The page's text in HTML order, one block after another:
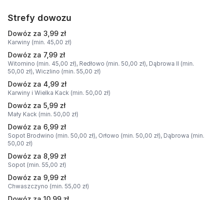
Strefy dowozu
Dowóz za 3,99 zł
Karwiny (min. 45,00 zł)
Dowóz za 7,99 zł
Witomino (min. 45,00 zł), Redłowo (min. 50,00 zł), Dąbrowa II (min.
50,00 zł), Wiczlino (min. 55,00 zł)
Dowóz za 4,99 zł
Karwiny i Wielka Kack (min. 50,00 zł)
Dowóz za 5,99 zł
Mały Kack (min. 50,00 zł)
Dowóz za 6,99 zł
Sopot Brodwino (min. 50,00 zł), Orłowo (min. 50,00 zł), Dąbrowa (min.
50,00 zł)
Dowóz za 8,99 zł
Sopot (min. 55,00 zł)
Dowóz za 9,99 zł
Chwaszczyno (min. 55,00 zł)